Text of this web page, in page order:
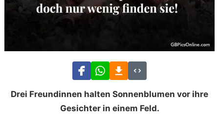
Drei Freundinnen halten Sonnenblumen vor ihre
Gesichter in einem Feld.